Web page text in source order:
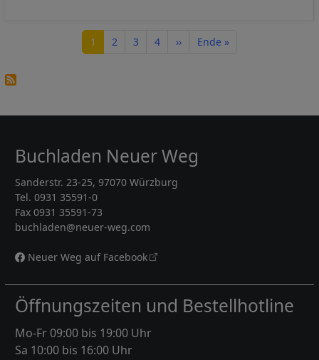
Seite
1 Seite
2 Seite
3 Seite
4 Nächste Seite
›› Letzte Seite
Ende »
Buchladen Neuer Weg
Sanderstr. 23-25, 97070 Würzburg
Tel. 0931 35591-0
Fax 0931 35591-73
buchladen@neuer-weg.com
Neuer Weg auf Facebook
Öffnungszeiten und Bestellhotline
Mo-Fr 09:00 bis 19:00 Uhr
Sa 10:00 bis 16:00 Uhr